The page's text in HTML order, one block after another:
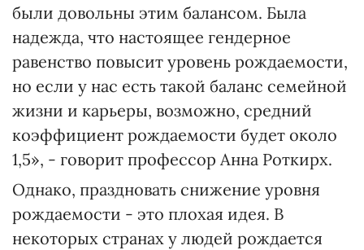
были довольны этим балансом. Была
надежда, что настоящее гендерное
равенство повысит уровень рождаемости,
но если у нас есть такой баланс семейной
жизни и карьеры, возможно, средний
коэффициент рождаемости будет около
1,5», - говорит профессор Анна Роткирх.
Однако, праздновать снижение уровня
рождаемости - это плохая идея. В
некоторых странах у людей рождается